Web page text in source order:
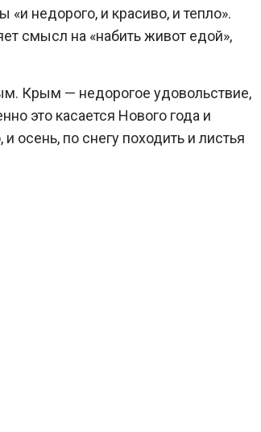
недорого, и красиво, и тепло».
смысл на «набить живот едой»,
Крым — недорогое удовольствие,
это касается Нового года и
осень, по снегу походить и листья